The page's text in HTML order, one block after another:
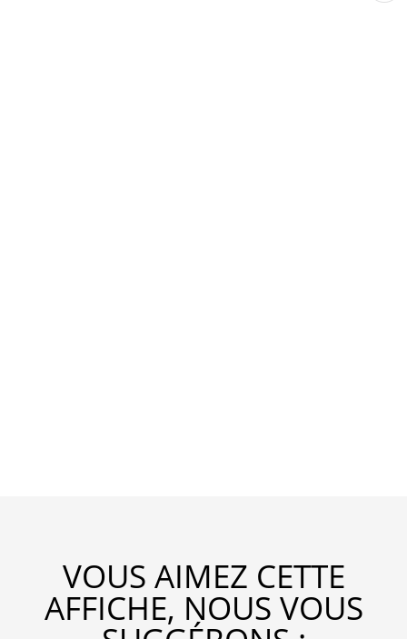
VOUS AIMEZ CETTE
AFFICHE, NOUS VOUS